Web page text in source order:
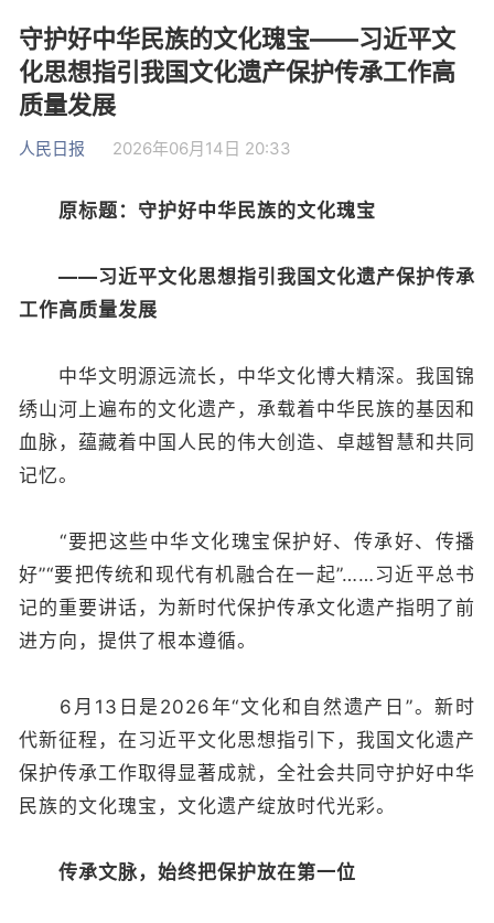
守护好中华民族的文化瑰宝——习近平文
化思想指引我国文化遗产保护传承工作高
质量发展
人民日报 2026年06月14日 20:33
原标题：守护好中华民族的文化瑰宝
——习近平文化思想指引我国文化遗产保护传承
工作高质量发展
中华文明源远流长，中华文化博大精深。我国锦
绣山河上遍布的文化遗产，承载着中华民族的基因和
血脉，蕴藏着中国人民的伟大创造、卓越智慧和共同
记忆。
“要把这些中华文化瑰宝保护好、传承好、传播
好”“要把传统和现代有机融合在一起”……习近平总书
记的重要讲话，为新时代保护传承文化遗产指明了前
进方向，提供了根本遵循。
6月13日是2026年“文化和自然遗产日”。新时
代新征程，在习近平文化思想指引下，我国文化遗产
保护传承工作取得显著成就，全社会共同守护好中华
民族的文化瑰宝，文化遗产绽放时代光彩。
传承文脉，始终把保护放在第一位